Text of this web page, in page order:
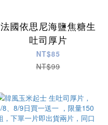
法國依思尼海鹽焦糖生
吐司厚片
NT$85
NT$99